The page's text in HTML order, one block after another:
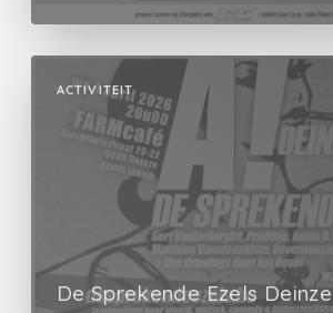
ACTIVITEIT
De Sprekende Ezels Deinze